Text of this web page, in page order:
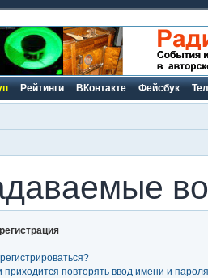
Рейтинги ВКонтакте Фейсбук
приходится повторять ввод имени и